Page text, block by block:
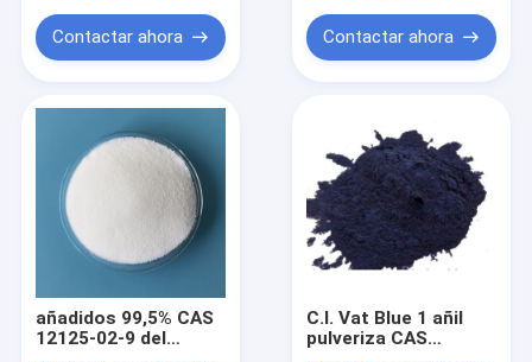
Contactar ahora Contactar ahora
añadidos 99,5% CAS
12125-02-9 del
C.I. Vat Blue 1 añil
pulveriza CAS